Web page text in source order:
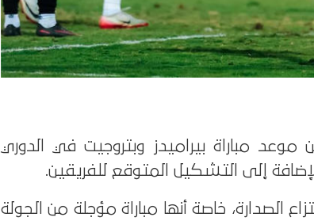
مباراة بيراميدز وبتروجيت في الدوري
إلى التشكيل المتوقع للفريقين.
الصدارة، خاصة أنها مباراة مؤجلة من الجولة